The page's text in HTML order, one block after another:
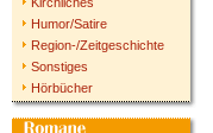
Humor/Satire
Region-/Zeitgeschichte
Sonstiges
Hörbücher